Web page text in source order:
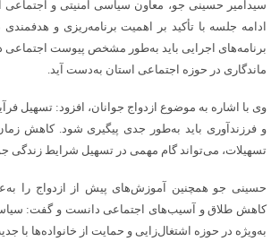
سیدامیر حسینی جو، معاون سیاسی امنیتی و اجتماعی
ادامه جلسه با تأکید بر اهمیت برنامه‌ریزی و
برنامه‌های اجرایی باید به‌طور مشخص پیوست اجتماعی
ماندگاری در حوزه اجتماعی استان به‌دست آید.
وی با اشاره به موضوع ازدواج جوانان، افزود: تسهیل
و فرزندآوری باید به‌طور جدی پیگیری شود. کاهش
تسهیلات، می‌تواند گام مهمی در تسهیل شرایط زندگی
حسینی جو همچنین آموزش‌های پیش از ازدواج را
کاهش طلاق و آسیب‌های اجتماعی دانست و گفت:
به‌ویژه در حوزه اشتغال‌زایی و حمایت از خانواده‌ها با